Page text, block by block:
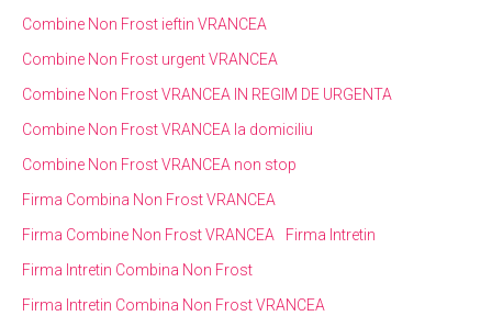
Combine Non Frost ieftin VRANCEA
Combine Non Frost urgent VRANCEA
Combine Non Frost VRANCEA IN REGIM DE URGENTA
Combine Non Frost VRANCEA la domiciliu
Combine Non Frost VRANCEA non stop
Firma Combina Non Frost VRANCEA
Firma Combine Non Frost VRANCEA
Firma Intretin
Firma Intretin Combina Non Frost
Firma Intretin Combina Non Frost VRANCEA